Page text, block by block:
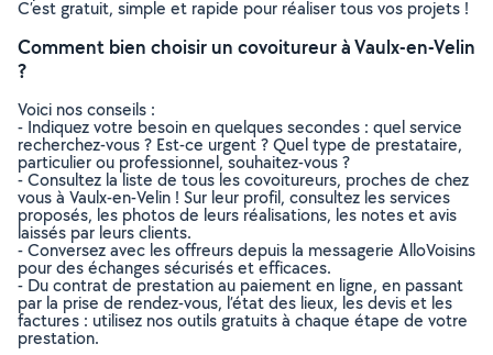
C’est gratuit, simple et rapide pour réaliser tous vos projets !
Comment bien choisir un covoitureur à Vaulx-en-Velin
?
Voici nos conseils :
- Indiquez votre besoin en quelques secondes : quel service
recherchez-vous ? Est-ce urgent ? Quel type de prestataire,
particulier ou professionnel, souhaitez-vous ?
- Consultez la liste de tous les covoitureurs, proches de chez
vous à Vaulx-en-Velin ! Sur leur profil, consultez les services
proposés, les photos de leurs réalisations, les notes et avis
laissés par leurs clients.
- Conversez avec les offreurs depuis la messagerie AlloVoisins
pour des échanges sécurisés et efficaces.
- Du contrat de prestation au paiement en ligne, en passant
par la prise de rendez-vous, l’état des lieux, les devis et les
factures : utilisez nos outils gratuits à chaque étape de votre
prestation.